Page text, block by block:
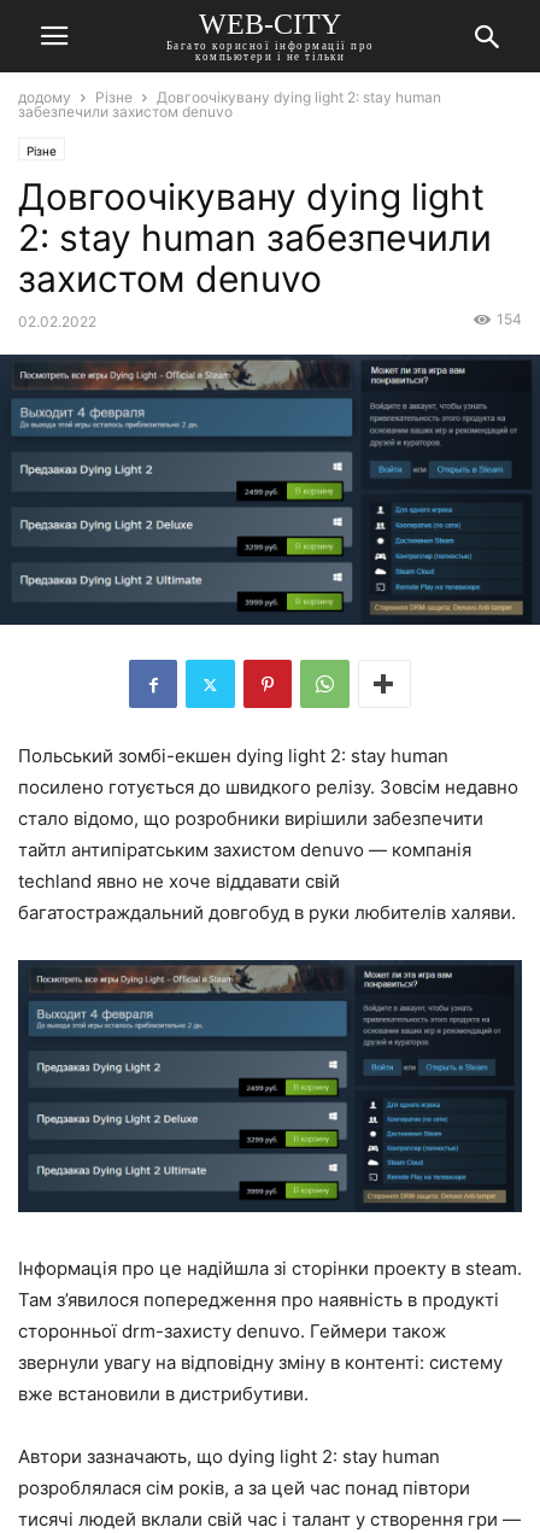
WEB-CITY
Багато корисної інформації про
компьютери і не тільки
додому Різне
Довгоочікувану dying light 2: stay human
забезпечили захистом denuvo
Різне
Довгоочікувану dying light
2: stay human забезпечили
захистом denuvo
02.02.2022 154
Польський зомбі-екшен dying light 2: stay human
посилено готується до швидкого релізу. Зовсім недавно
стало відомо, що розробники вирішили забезпечити
тайтл антипіратським захистом denuvo — компанія
techland явно не хоче віддавати свій
багатостраждальний довгобуд в руки любителів халяви.
Інформація про це надійшла зі сторінки проекту в steam.
Там з’явилося попередження про наявність в продукті
сторонньої drm-захисту denuvo. Геймери також
звернули увагу на відповідну зміну в контенті: систему
вже встановили в дистрибутиви.
Автори зазначають, що dying light 2: stay human
розроблялася сім років, а за цей час понад півтори
тисячі людей вклали свій час і талант у створення гри —